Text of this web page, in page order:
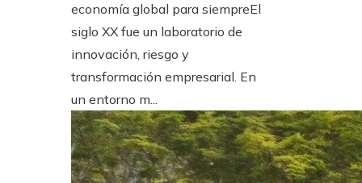
economía global para siempreEl
siglo XX fue un laboratorio de
innovación, riesgo y
transformación empresarial. En
un entorno m...